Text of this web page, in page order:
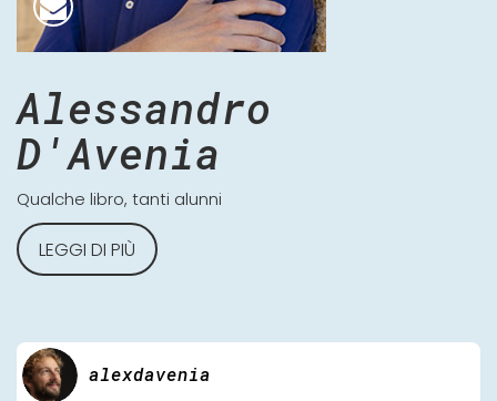
Alessandro
D'Avenia
Qualche libro, tanti alunni
LEGGI DI PIÙ
alexdavenia